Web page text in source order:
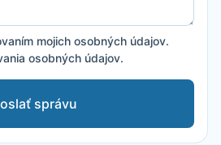
mojich osobných údajov.
osobných údajov.
správu